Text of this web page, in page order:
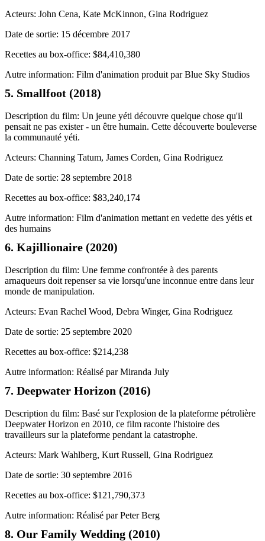
Acteurs: John Cena, Kate McKinnon, Gina Rodriguez
Date de sortie: 15 décembre 2017
Recettes au box-office: $84,410,380
Autre information: Film d'animation produit par Blue Sky Studios
5. Smallfoot (2018)
Description du film: Un jeune yéti découvre quelque chose qu'il
pensait ne pas exister - un être humain. Cette découverte bouleverse
la communauté yéti.
Acteurs: Channing Tatum, James Corden, Gina Rodriguez
Date de sortie: 28 septembre 2018
Recettes au box-office: $83,240,174
Autre information: Film d'animation mettant en vedette des yétis et
des humains
6. Kajillionaire (2020)
Description du film: Une femme confrontée à des parents
arnaqueurs doit repenser sa vie lorsqu'une inconnue entre dans leur
monde de manipulation.
Acteurs: Evan Rachel Wood, Debra Winger, Gina Rodriguez
Date de sortie: 25 septembre 2020
Recettes au box-office: $214,238
Autre information: Réalisé par Miranda July
7. Deepwater Horizon (2016)
Description du film: Basé sur l'explosion de la plateforme pétrolière
Deepwater Horizon en 2010, ce film raconte l'histoire des
travailleurs sur la plateforme pendant la catastrophe.
Acteurs: Mark Wahlberg, Kurt Russell, Gina Rodriguez
Date de sortie: 30 septembre 2016
Recettes au box-office: $121,790,373
Autre information: Réalisé par Peter Berg
8. Our Family Wedding (2010)